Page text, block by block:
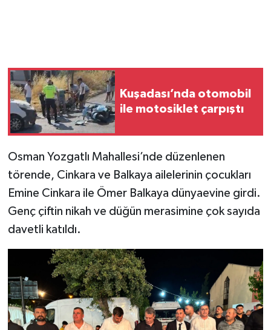
Kuşadası’nda otomobil
ile motosiklet çarpıştı
Osman Yozgatlı Mahallesi’nde düzenlenen
törende, Cinkara ve Balkaya ailelerinin çocukları
Emine Cinkara ile Ömer Balkaya dünyaevine girdi.
Genç çiftin nikah ve düğün merasimine çok sayıda
davetli katıldı.